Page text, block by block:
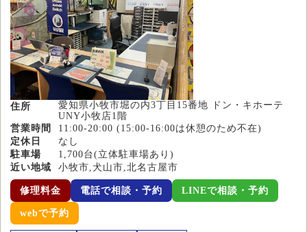
住所
愛知県小牧市堀の内3丁目15番地 ドン・キホーテ
UNY小牧店1階
営業時間
11:00-20:00 (15:00-16:00は休憩のため不在)
定休日
なし
駐車場
1,700台(立体駐車場あり)
近い地域
小牧市,犬山市,北名古屋市
修理料金 電話で相談・予約 LINEで相談・予約
webで予約